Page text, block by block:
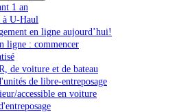
1 an
à U-Haul
en ligne aujourd’hui!
ligne : commencer
de voiture et de bateau
de libre-entreposage
accessible en voiture